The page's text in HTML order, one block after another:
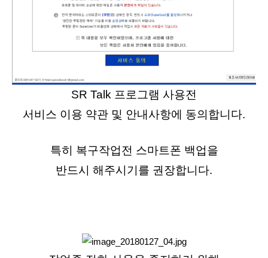
SR Talk 프로그램 사용전
서비스 이용 약관 및 안내사항에 동의합니다.
특히 복구작업전 스마트폰 백업을
반드시 해주시기를 권장합니다.